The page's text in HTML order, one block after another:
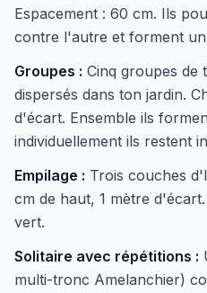
Espacement : 60 cm. Ils
contre l'autre et forment
Groupes : Cinq groupes de
dispersés dans ton jardin.
d'écart. Ensemble ils
individuellement ils restent
Empilage : Trois couches
cm de haut, 1 mètre
vert.
Solitaire avec répétitions :
multi-tronc Amelanchier)